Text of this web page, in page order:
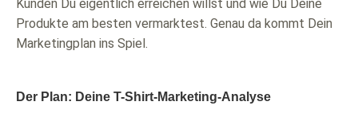
Kunden Du eigentlich erreichen willst und wie Du Deine
Produkte am besten vermarktest. Genau da kommt Dein
Marketingplan ins Spiel.
Der Plan: Deine T-Shirt-Marketing-Analyse